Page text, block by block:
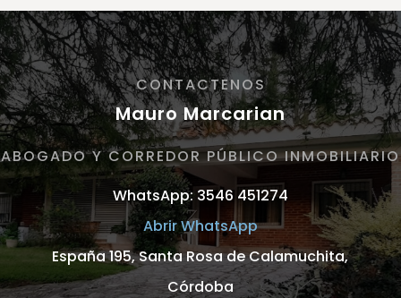
CONTACTENOS
Mauro Marcarian
ABOGADO Y CORREDOR PÚBLICO INMOBILIARIO
WhatsApp: 3546 451274
Abrir WhatsApp
España 195, Santa Rosa de Calamuchita,
Córdoba